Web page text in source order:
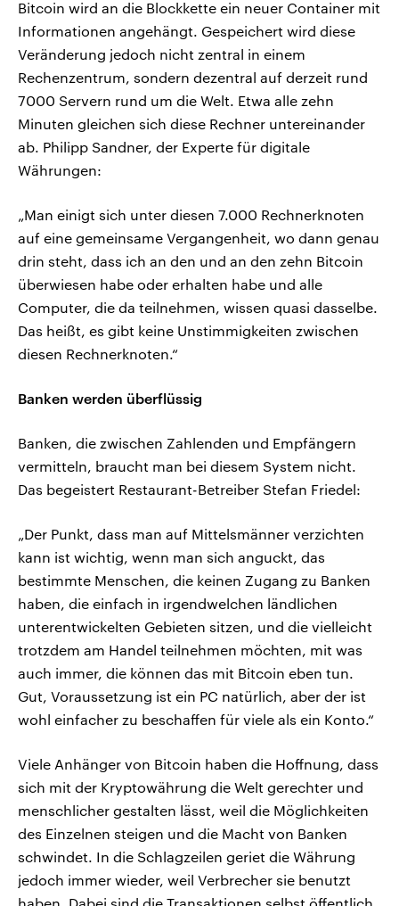
Bitcoin wird an die Blockkette ein neuer Container mit
Informationen angehängt. Gespeichert wird diese
Veränderung jedoch nicht zentral in einem
Rechenzentrum, sondern dezentral auf derzeit rund
7000 Servern rund um die Welt. Etwa alle zehn
Minuten gleichen sich diese Rechner untereinander
ab. Philipp Sandner, der Experte für digitale
Währungen:
„Man einigt sich unter diesen 7.000 Rechnerknoten
auf eine gemeinsame Vergangenheit, wo dann genau
drin steht, dass ich an den und an den zehn Bitcoin
überwiesen habe oder erhalten habe und alle
Computer, die da teilnehmen, wissen quasi dasselbe.
Das heißt, es gibt keine Unstimmigkeiten zwischen
diesen Rechnerknoten.“
Banken werden überflüssig
Banken, die zwischen Zahlenden und Empfängern
vermitteln, braucht man bei diesem System nicht.
Das begeistert Restaurant-Betreiber Stefan Friedel:
„Der Punkt, dass man auf Mittelsmänner verzichten
kann ist wichtig, wenn man sich anguckt, das
bestimmte Menschen, die keinen Zugang zu Banken
haben, die einfach in irgendwelchen ländlichen
unterentwickelten Gebieten sitzen, und die vielleicht
trotzdem am Handel teilnehmen möchten, mit was
auch immer, die können das mit Bitcoin eben tun.
Gut, Voraussetzung ist ein PC natürlich, aber der ist
wohl einfacher zu beschaffen für viele als ein Konto.“
Viele Anhänger von Bitcoin haben die Hoffnung, dass
sich mit der Kryptowährung die Welt gerechter und
menschlicher gestalten lässt, weil die Möglichkeiten
des Einzelnen steigen und die Macht von Banken
schwindet. In die Schlagzeilen geriet die Währung
jedoch immer wieder, weil Verbrecher sie benutzt